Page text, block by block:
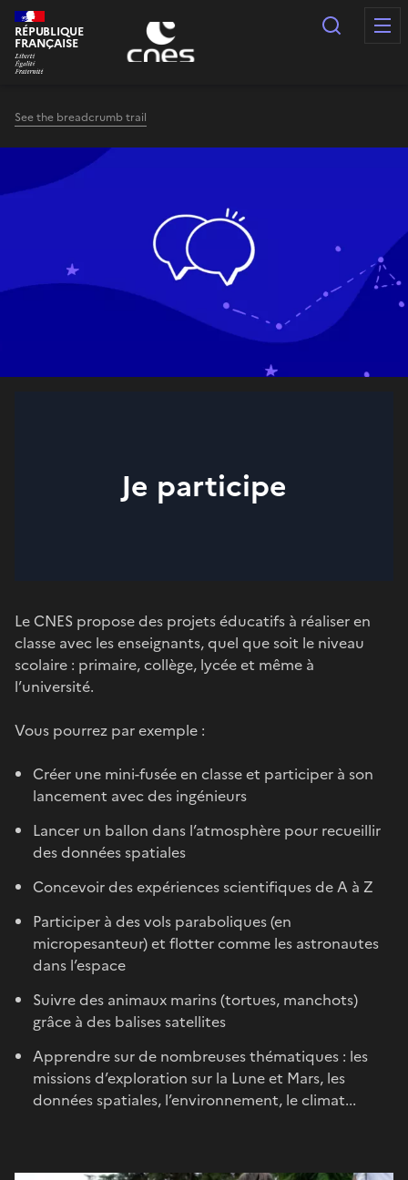
Cookies management panel
RÉPUBLIQUE
FRANÇAISE
Search
See the breadcrumb trail
Je participe
Le CNES propose des projets éducatifs à réaliser en
classe avec les enseignants, quel que soit le niveau
scolaire : primaire, collège, lycée et même à
l’université.
Vous pourrez par exemple :
Créer une mini-fusée en classe et participer à son
lancement avec des ingénieurs
Lancer un ballon dans l’atmosphère pour recueillir
des données spatiales
Concevoir des expériences scientifiques de A à Z
Participer à des vols paraboliques (en
micropesanteur) et flotter comme les astronautes
dans l’espace
Suivre des animaux marins (tortues, manchots)
grâce à des balises satellites
Apprendre sur de nombreuses thématiques : les
missions d’exploration sur la Lune et Mars, les
données spatiales, l’environnement, le climat...